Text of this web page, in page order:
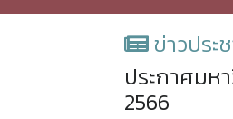
ข่าวประ
ประกาศมห
2566